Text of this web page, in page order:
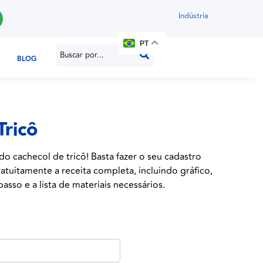
Indústria
BLOG
PT
cachecol de tricô! Basta fazer o seu cadastro
a receita completa, incluindo gráfico,
e a lista de materiais necessários.